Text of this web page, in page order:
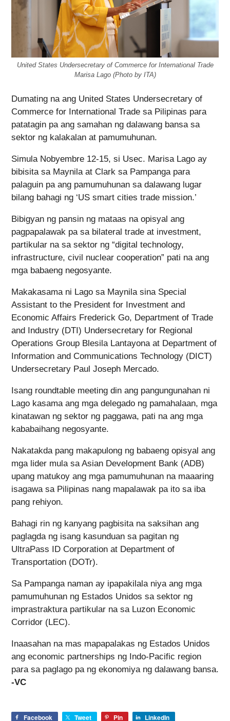
United States Undersecretary of Commerce for International Trade
Marisa Lago (Photo by ITA)
Dumating na ang United States Undersecretary of
Commerce for International Trade sa Pilipinas para
patatagin pa ang samahan ng dalawang bansa sa
sektor ng kalakalan at pamumuhunan.
Simula Nobyembre 12-15, si Usec. Marisa Lago ay
bibisita sa Maynila at Clark sa Pampanga para
palaguin pa ang pamumuhunan sa dalawang lugar
bilang bahagi ng ‘US smart cities trade mission.’
Bibigyan ng pansin ng mataas na opisyal ang
pagpapalawak pa sa bilateral trade at investment,
partikular na sa sektor ng “digital technology,
infrastructure, civil nuclear cooperation” pati na ang
mga babaeng negosyante.
Makakasama ni Lago sa Maynila sina Special
Assistant to the President for Investment and
Economic Affairs Frederick Go, Department of Trade
and Industry (DTI) Undersecretary for Regional
Operations Group Blesila Lantayona at Department of
Information and Communications Technology (DICT)
Undersecretary Paul Joseph Mercado.
Isang roundtable meeting din ang pangungunahan ni
Lago kasama ang mga delegado ng pamahalaan, mga
kinatawan ng sektor ng paggawa, pati na ang mga
kababaihang negosyante.
Nakatakda pang makapulong ng babaeng opisyal ang
mga lider mula sa Asian Development Bank (ADB)
upang matukoy ang mga pamumuhunan na maaaring
isagawa sa Pilipinas nang mapalawak pa ito sa iba
pang rehiyon.
Bahagi rin ng kanyang pagbisita na saksihan ang
paglagda ng isang kasunduan sa pagitan ng
UltraPass ID Corporation at Department of
Transportation (DOTr).
Sa Pampanga naman ay ipapakilala niya ang mga
pamumuhunan ng Estados Unidos sa sektor ng
imprastraktura partikular na sa Luzon Economic
Corridor (LEC).
Inaasahan na mas mapapalakas ng Estados Unidos
ang economic partnerships ng Indo-Pacific region
para sa paglago pa ng ekonomiya ng dalawang bansa.
-VC
Facebook Tweet Pin LinkedIn